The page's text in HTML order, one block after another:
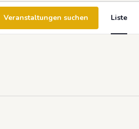
Veranstaltungen suchen Liste